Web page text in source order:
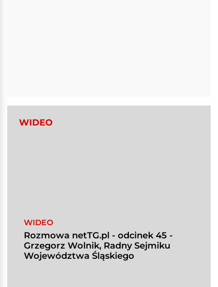
WIDEO
WIDEO
Rozmowa netTG.pl - odcinek 45 -
Grzegorz Wolnik, Radny Sejmiku
Województwa Śląskiego